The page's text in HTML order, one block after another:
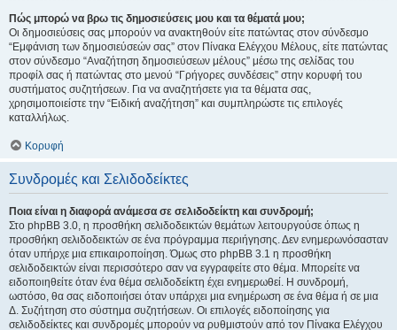
Πώς μπορώ να βρω τις δημοσιεύσεις μου και τα θέματά μου;
Οι δημοσιεύσεις σας μπορούν να ανακτηθούν είτε πατώντας στον σύνδεσμο
“Εμφάνιση των δημοσιεύσεών σας” στον Πίνακα Ελέγχου Μέλους, είτε πατώντας
στον σύνδεσμο “Αναζήτηση δημοσιεύσεων μέλους” μέσω της σελίδας του
προφίλ σας ή πατώντας στο μενού “Γρήγορες συνδέσεις” στην κορυφή του
συστήματος συζητήσεων. Για να αναζητήσετε για τα θέματα σας,
χρησιμοποιείστε την “Ειδική αναζήτηση” και συμπληρώστε τις επιλογές
καταλλήλως.
Κορυφή
Συνδρομές και Σελιδοδείκτες
Ποια είναι η διαφορά ανάμεσα σε σελιδοδείκτη και συνδρομή;
Στο phpBB 3.0, η προσθήκη σελιδοδεικτών θεμάτων λειτουργούσε όπως η
προσθήκη σελιδοδεικτών σε ένα πρόγραμμα περιήγησης. Δεν ενημερωνόσασταν
όταν υπήρχε μια επικαιροποίηση. Όμως στο phpBB 3.1 η προσθήκη
σελιδοδεικτών είναι περισσότερο σαν να εγγραφείτε στο θέμα. Μπορείτε να
ειδοποιηθείτε όταν ένα θέμα σελιδοδείκτη έχει ενημερωθεί. Η συνδρομή,
ωστόσο, θα σας ειδοποιήσει όταν υπάρχει μια ενημέρωση σε ένα θέμα ή σε μια
Δ. Συζήτηση στο σύστημα συζητήσεων. Οι επιλογές ειδοποίησης για
σελιδοδείκτες και συνδρομές μπορούν να ρυθμιστούν από τον Πίνακα Ελέγχου